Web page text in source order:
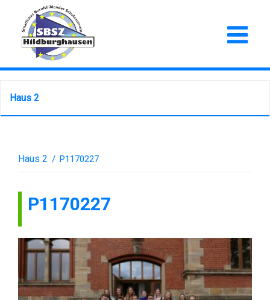
Haus 2
Haus 2 / P1170227
P1170227